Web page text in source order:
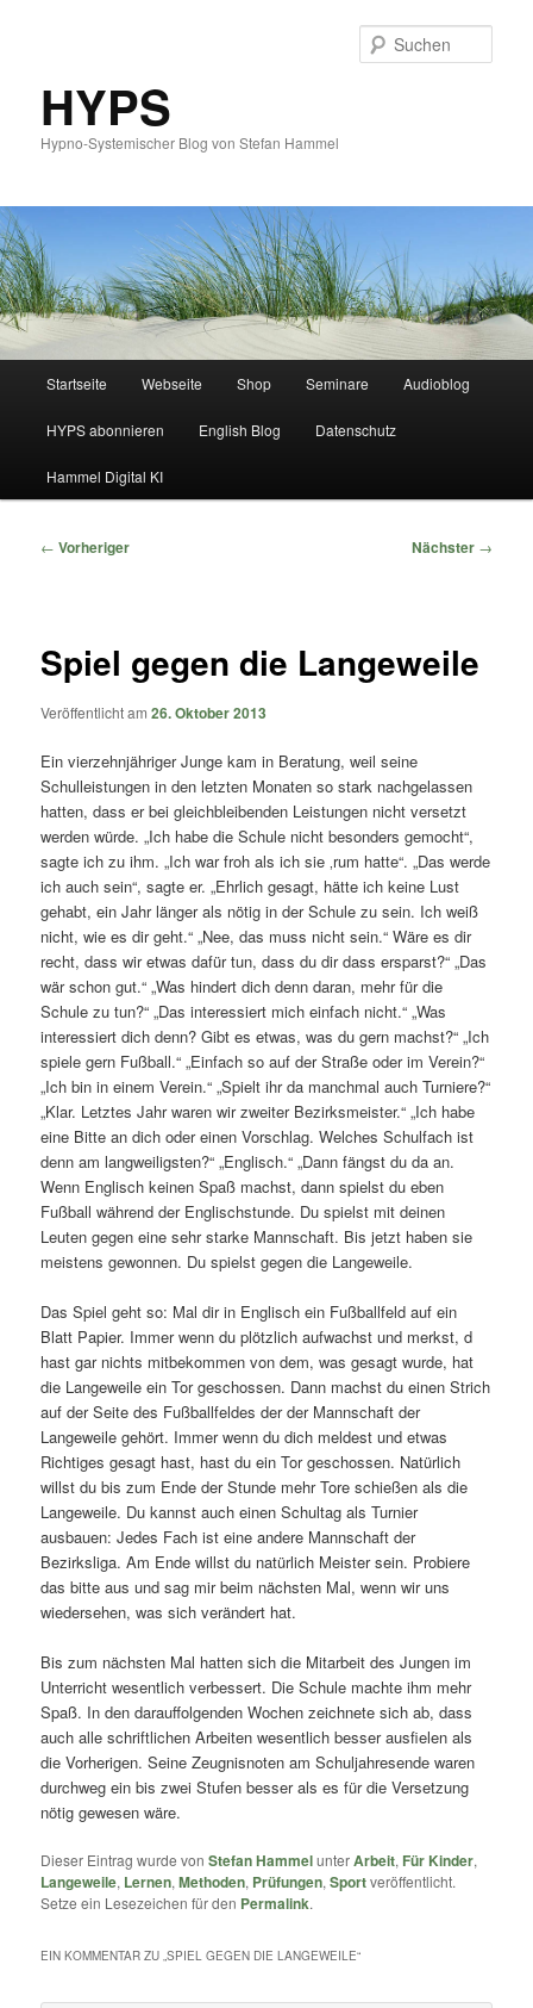
HYPS
Hypno-Systemischer Blog von Stefan Hammel
Zum
primären
Inhalt
springen
Zum
sekundären
Inhalt
springen
Startseite Webseite Shop Seminare Audioblog
HYPS abonnieren English Blog Datenschutz
Hammel Digital KI
Beitragsnavigation
← Vorheriger Nächster →
Spiel gegen die Langeweile
Veröffentlicht am26. Oktober 2013
Ein vierzehnjähriger Junge kam in Beratung, weil seine
Schulleistungen in den letzten Monaten so stark nachgelassen
hatten, dass er bei gleichbleibenden Leistungen nicht versetzt
werden würde. „Ich habe die Schule nicht besonders gemocht“,
sagte ich zu ihm. „Ich war froh als ich sie ‚rum hatte“. „Das werde
ich auch sein“, sagte er. „Ehrlich gesagt, hätte ich keine Lust
gehabt, ein Jahr länger als nötig in der Schule zu sein. Ich weiß
nicht, wie es dir geht.“ „Nee, das muss nicht sein.“ Wäre es dir
recht, dass wir etwas dafür tun, dass du dir dass ersparst?“ „Das
wär schon gut.“ „Was hindert dich denn daran, mehr für die
Schule zu tun?“ „Das interessiert mich einfach nicht.“ „Was
interessiert dich denn? Gibt es etwas, was du gern machst?“ „Ich
spiele gern Fußball.“ „Einfach so auf der Straße oder im Verein?“
„Ich bin in einem Verein.“ „Spielt ihr da manchmal auch Turniere?“
„Klar. Letztes Jahr waren wir zweiter Bezirksmeister.“ „Ich habe
eine Bitte an dich oder einen Vorschlag. Welches Schulfach ist
denn am langweiligsten?“ „Englisch.“ „Dann fängst du da an.
Wenn Englisch keinen Spaß machst, dann spielst du eben
Fußball während der Englischstunde. Du spielst mit deinen
Leuten gegen eine sehr starke Mannschaft. Bis jetzt haben sie
meistens gewonnen. Du spielst gegen die Langeweile.
Das Spiel geht so: Mal dir in Englisch ein Fußballfeld auf ein
Blatt Papier. Immer wenn du plötzlich aufwachst und merkst, d
hast gar nichts mitbekommen von dem, was gesagt wurde, hat
die Langeweile ein Tor geschossen. Dann machst du einen Strich
auf der Seite des Fußballfeldes der der Mannschaft der
Langeweile gehört. Immer wenn du dich meldest und etwas
Richtiges gesagt hast, hast du ein Tor geschossen. Natürlich
willst du bis zum Ende der Stunde mehr Tore schießen als die
Langeweile. Du kannst auch einen Schultag als Turnier
ausbauen: Jedes Fach ist eine andere Mannschaft der
Bezirksliga. Am Ende willst du natürlich Meister sein. Probiere
das bitte aus und sag mir beim nächsten Mal, wenn wir uns
wiedersehen, was sich verändert hat.
Bis zum nächsten Mal hatten sich die Mitarbeit des Jungen im
Unterricht wesentlich verbessert. Die Schule machte ihm mehr
Spaß. In den darauffolgenden Wochen zeichnete sich ab, dass
auch alle schriftlichen Arbeiten wesentlich besser ausfielen als
die Vorherigen. Seine Zeugnisnoten am Schuljahresende waren
durchweg ein bis zwei Stufen besser als es für die Versetzung
nötig gewesen wäre.
Dieser Eintrag wurde vonStefan HammelunterArbeit, Für Kinder,
Langeweile, Lernen,Methoden, Prüfungen,Sportveröffentlicht.
Setze ein Lesezeichen für den Permalink.
EIN KOMMENTAR ZU „SPIEL GEGEN DIE LANGEWEILE“